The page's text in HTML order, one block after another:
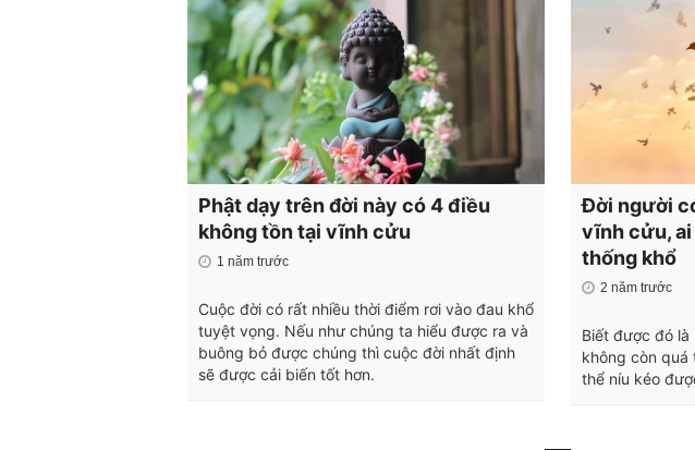
Phật dạy trên đời này có 4 điều
không tồn tại vĩnh cửu
1 năm trước
Cuộc đời có rất nhiều thời điểm rơi vào đau khổ
tuyệt vọng. Nếu như chúng ta hiểu được ra và
buông bỏ được chúng thì cuộc đời nhất định
sẽ được cải biến tốt hơn.
Đời người
vĩnh cửu,
thống khổ
2 năm trước
Biết được đó
không còn quá
thể níu kéo